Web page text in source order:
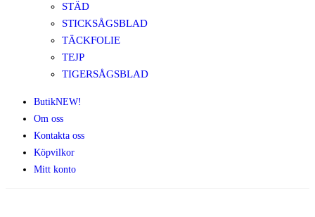
STÄD
STICKSÅGSBLAD
TÄCKFOLIE
TEJP
TIGERSÅGSBLAD
ButikNEW!
Om oss
Kontakta oss
Köpvilkor
Mitt konto